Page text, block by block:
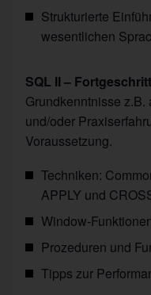
Strukturierte
wesentlichen
SQL II –
Grundkenntnisse
und/oder
Voraussetzung.
Techniken:
APPLY und
Window-
Prozeduren und
Tipps zur